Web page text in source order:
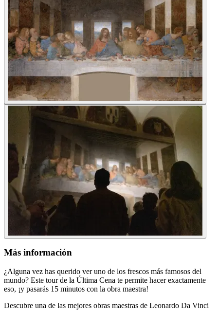
Más información
¿Alguna vez has querido ver uno de los frescos más famosos del
mundo? Este tour de la Última Cena te permite hacer exactamente
eso, ¡y pasarás 15 minutos con la obra maestra!
Descubre una de las mejores obras maestras de Leonardo Da Vinci